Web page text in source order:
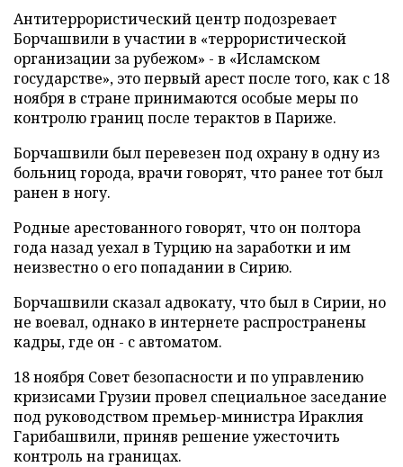
Антитеррористический центр подозревает
Борчашвили в участии в «террористической
организации за рубежом» - в «Исламском
государстве», это первый арест после того, как с 18
ноября в стране принимаются особые меры по
контролю границ после терактов в Париже.
Борчашвили был перевезен под охрану в одну из
больниц города, врачи говорят, что ранее тот был
ранен в ногу.
Родные арестованного говорят, что он полтора
года назад уехал в Турцию на заработки и им
неизвестно о его попадании в Сирию.
Борчашвили сказал адвокату, что был в Сирии, но
не воевал, однако в интернете распространены
кадры, где он - с автоматом.
18 ноября Совет безопасности и по управлению
кризисами Грузии провел специальное заседание
под руководством премьер-министра Ираклия
Гарибашвили, приняв решение ужесточить
контроль на границах.